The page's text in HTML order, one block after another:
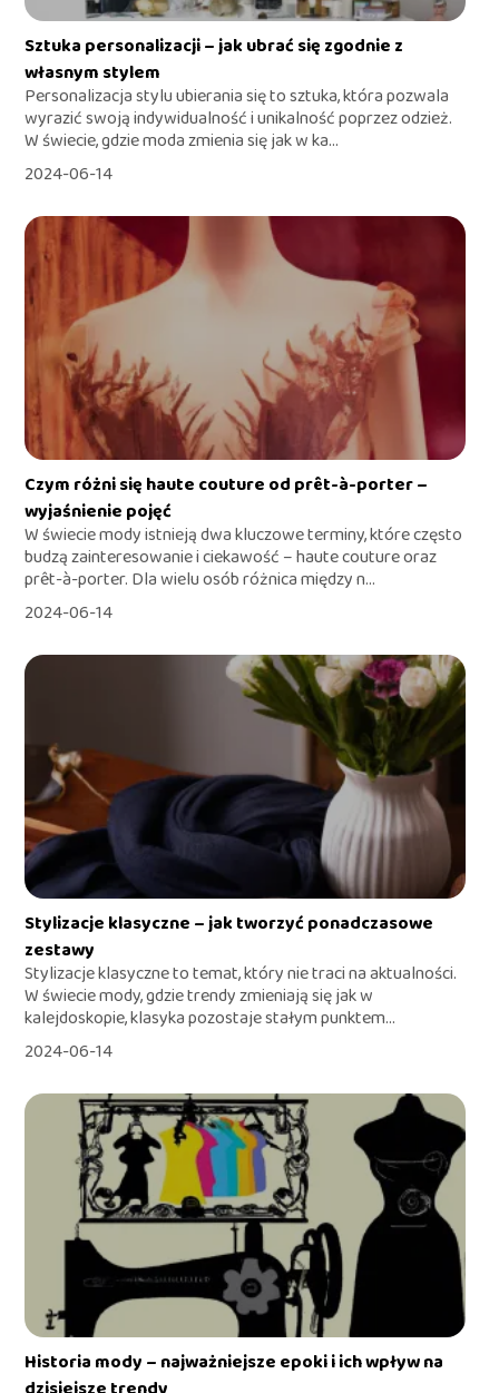
Sztuka personalizacji – jak ubrać się zgodnie z
własnym stylem
Personalizacja stylu ubierania się to sztuka, która pozwala
wyrazić swoją indywidualność i unikalność poprzez odzież.
W świecie, gdzie moda zmienia się jak w ka...
2024-06-14
Czym różni się haute couture od prêt-à-porter –
wyjaśnienie pojęć
W świecie mody istnieją dwa kluczowe terminy, które często
budzą zainteresowanie i ciekawość – haute couture oraz
prêt-à-porter. Dla wielu osób różnica między n...
2024-06-14
Stylizacje klasyczne – jak tworzyć ponadczasowe
zestawy
Stylizacje klasyczne to temat, który nie traci na aktualności.
W świecie mody, gdzie trendy zmieniają się jak w
kalejdoskopie, klasyka pozostaje stałym punktem...
2024-06-14
Historia mody – najważniejsze epoki i ich wpływ na